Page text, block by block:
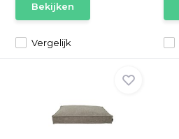
Vergelijk
Bekijken